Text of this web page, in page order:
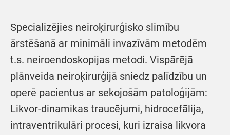
Specializējies neiroķirurģisko slimību
ārstēšanā ar minimāli invazīvām metodēm
t.s. neiroendoskopijas metodi. Vispārējā
plānveida neiroķirurģijā sniedz palīdzību un
operē pacientus ar sekojošām patoloģijām:
Likvor-dinamikas traucējumi, hidrocefālija,
intraventrikulāri procesi, kuri izraisa likvora